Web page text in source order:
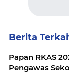
Berita
Papan RKAS
Pengawas